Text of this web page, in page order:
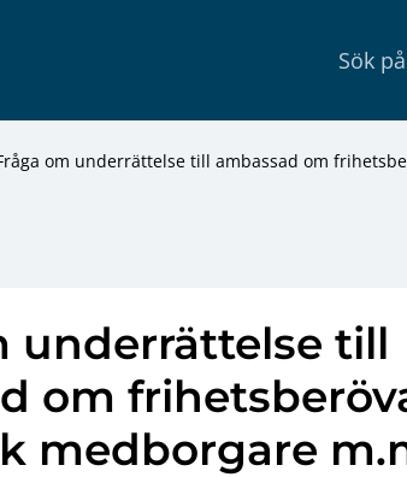
om underrättelse till ambassad om
underrättelse till
om
medborgare